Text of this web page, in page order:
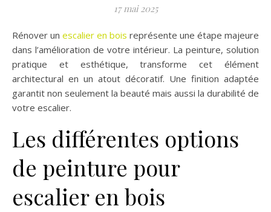
17 mai 2025
Rénover un escalier en bois représente une étape majeure
dans l’amélioration de votre intérieur. La peinture, solution
pratique et esthétique, transforme cet élément
architectural en un atout décoratif. Une finition adaptée
garantit non seulement la beauté mais aussi la durabilité de
votre escalier.
Les différentes options
de peinture pour
escalier en bois